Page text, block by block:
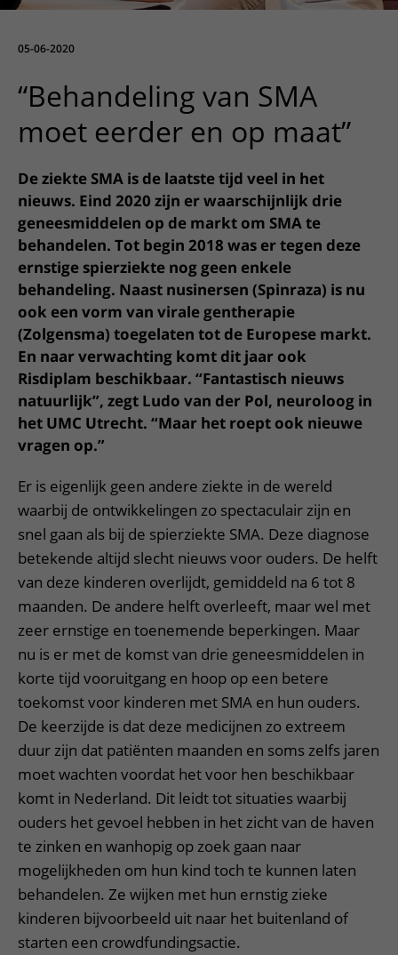
Onderzoeken en diagnostiek
Bloedprikken
Wachttijden
Wijzigen patiëntgegevens
Mijn UMC Utrecht patiëntportaal
Faciliteiten en voorzieningen
Bezoekregels
Parkeren
Wegwijs in het ziekenhuis
Contact met verpleegafdeling
Het Wilhelmina Kinderziekenhuis
Diagnostiek aanvragen
Zorgverlenersportaal
Onderwijs
Werken bij het UMC Utrecht
05-06-2020
“Behandeling van SMA
moet eerder en op maat”
De ziekte SMA is de laatste tijd veel in het
nieuws. Eind 2020 zijn er waarschijnlijk drie
geneesmiddelen op de markt om SMA te
behandelen. Tot begin 2018 was er tegen deze
ernstige spierziekte nog geen enkele
behandeling. Naast nusinersen (Spinraza) is nu
ook een vorm van virale gentherapie
(Zolgensma) toegelaten tot de Europese markt.
En naar verwachting komt dit jaar ook
Risdiplam beschikbaar. “Fantastisch nieuws
natuurlijk”, zegt Ludo van der Pol, neuroloog in
het UMC Utrecht. “Maar het roept ook nieuwe
vragen op.”
Er is eigenlijk geen andere ziekte in de wereld
waarbij de ontwikkelingen zo spectaculair zijn en
snel gaan als bij de spierziekte SMA. Deze diagnose
betekende altijd slecht nieuws voor ouders. De helft
van deze kinderen overlijdt, gemiddeld na 6 tot 8
maanden. De andere helft overleeft, maar wel met
zeer ernstige en toenemende beperkingen. Maar
nu is er met de komst van drie geneesmiddelen in
korte tijd vooruitgang en hoop op een betere
toekomst voor kinderen met SMA en hun ouders.
De keerzijde is dat deze medicijnen zo extreem
duur zijn dat patiënten maanden en soms zelfs jaren
moet wachten voordat het voor hen beschikbaar
komt in Nederland. Dit leidt tot situaties waarbij
ouders het gevoel hebben in het zicht van de haven
te zinken en wanhopig op zoek gaan naar
mogelijkheden om hun kind toch te kunnen laten
behandelen. Ze wijken met hun ernstig zieke
kinderen bijvoorbeeld uit naar het buitenland of
starten een crowdfundingsactie.